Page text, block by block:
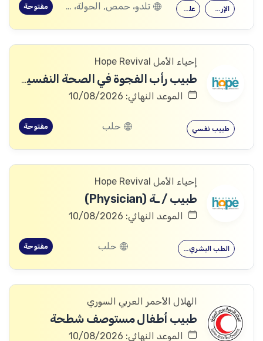
علم النفس الإرشاد النفسي تلدو، حمص, الحولة، حمص مفتوحة
إحياء الأمل Hope Revival
طبيب رأب الفجوة في الصحة النفسية (mhGAP Doctor)
الموعد النهائي: 10/08/2026
طبيب نفسي حلب مفتوحة
إحياء الأمل Hope Revival
طبيب / ـة (Physician)
الموعد النهائي: 10/08/2026
الطب البشري… حلب مفتوحة
الهلال الأحمر العربي السوري
طبيب أطفال مستوصف شطحة
الموعد النهائي: 10/08/2026